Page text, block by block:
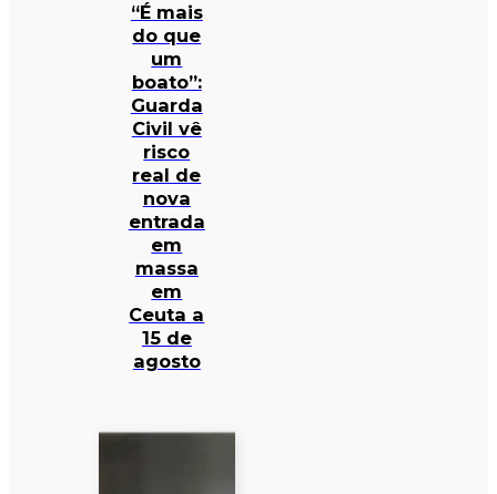
“É mais
do que
um
boato”:
Guarda
Civil vê
risco
real de
nova
entrada
em
massa
em
Ceuta a
15 de
agosto